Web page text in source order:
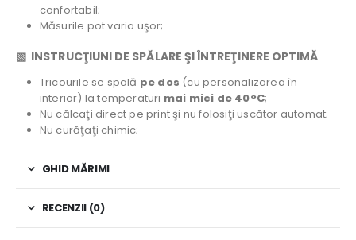
confortabil;
Măsurile pot varia uşor;
▧ INSTRUCŢIUNI DE SPĂLARE ŞI ÎNTREŢINERE OPTIMĂ
Tricourile se spală pe dos (cu personalizarea în
interior) la temperaturi mai mici de 40°C;
Nu călcaţi direct pe print şi nu folosiţi uscător automat;
Nu curăţaţi chimic;
GHID MĂRIMI
RECENZII (0)